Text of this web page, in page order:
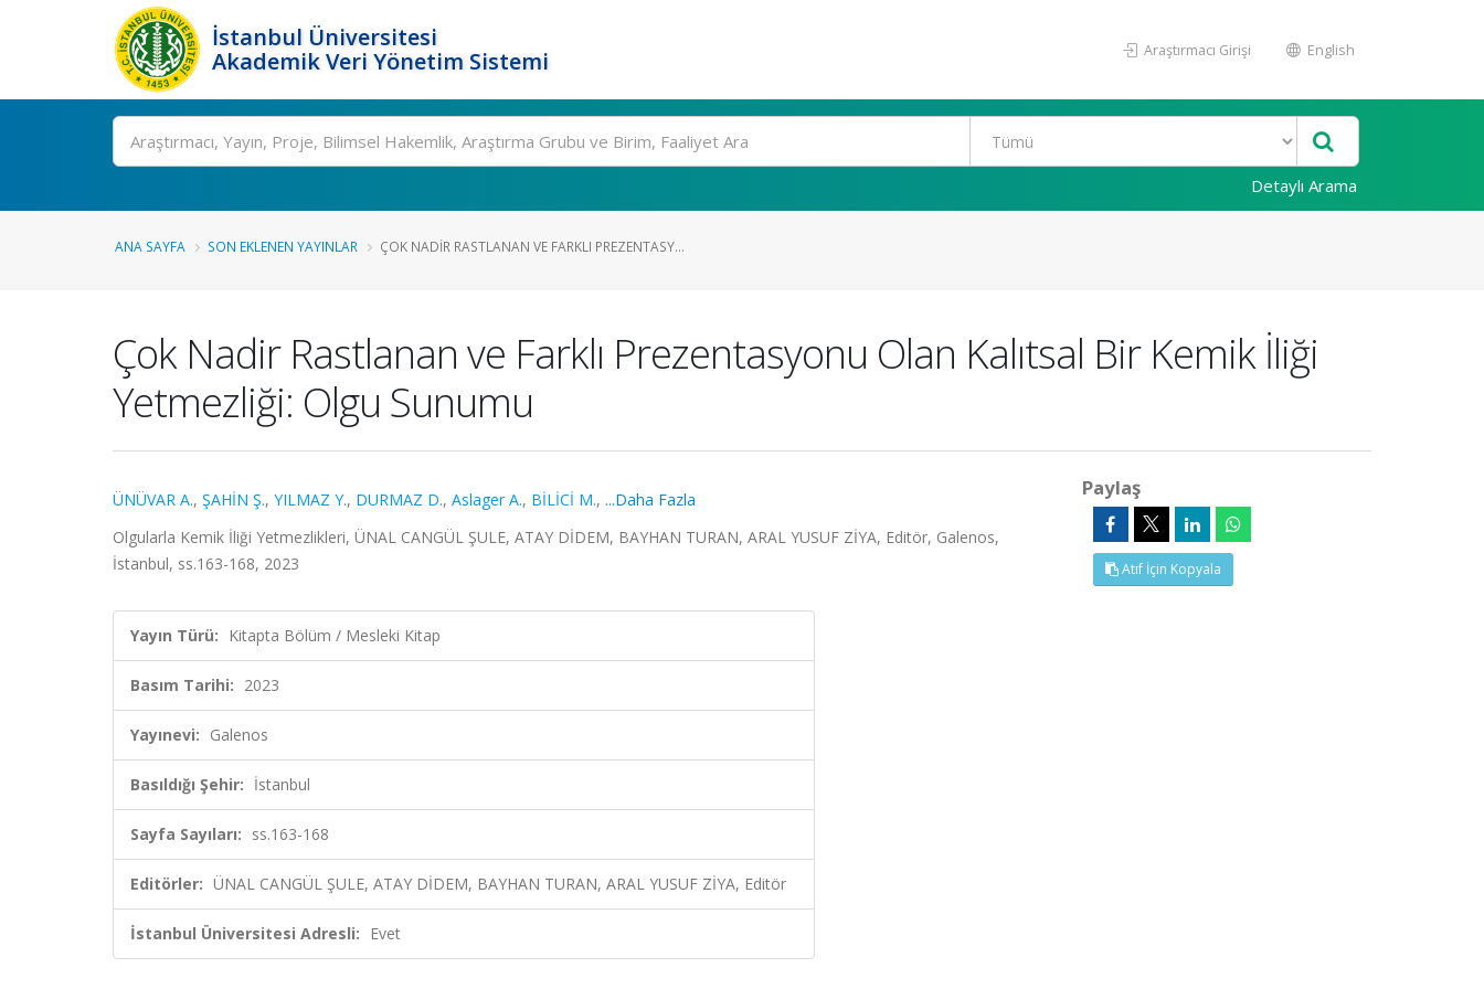
İstanbul Üniversitesi
Akademik Veri Yönetim Sistemi
Araştırmacı Girişi English
Ara
Detaylı Arama
ANA SAYFA SON EKLENEN YAYINLAR ÇOK NADIR RASTLANAN VE FARKLI PREZENTASY...
Çok Nadir Rastlanan ve Farklı Prezentasyonu Olan Kalıtsal Bir Kemik İliği
Yetmezliği: Olgu Sunumu
ÜNÜVAR A., ŞAHİN Ş., YILMAZ Y., DURMAZ D., Aslager A., BİLİCİ M., ...Daha Fazla
Olgularla Kemik İliği Yetmezlikleri, ÜNAL CANGÜL ŞULE, ATAY DİDEM, BAYHAN TURAN, ARAL YUSUF ZİYA, Editör, Galenos,
İstanbul, ss.163-168, 2023
Yayın Türü: Kitapta Bölüm / Mesleki Kitap
Basım Tarihi: 2023
Yayınevi: Galenos
Basıldığı Şehir: İstanbul
Sayfa Sayıları: ss.163-168
Editörler: ÜNAL CANGÜL ŞULE, ATAY DİDEM, BAYHAN TURAN, ARAL YUSUF ZİYA, Editör
İstanbul Üniversitesi Adresli: Evet
Paylaş
Atıf İçin Kopyala